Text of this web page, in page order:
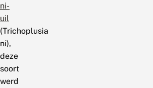
ni-
uil
(Trichoplusia
ni),
deze
soort
werd